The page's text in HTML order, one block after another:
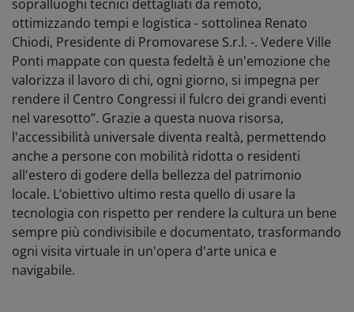
sopralluoghi tecnici dettagliati da remoto,
ottimizzando tempi e logistica - sottolinea Renato
Chiodi, Presidente di Promovarese S.r.l. -. Vedere Ville
Ponti mappate con questa fedeltà è un'emozione che
valorizza il lavoro di chi, ogni giorno, si impegna per
rendere il Centro Congressi il fulcro dei grandi eventi
nel varesotto”. Grazie a questa nuova risorsa,
l'accessibilità universale diventa realtà, permettendo
anche a persone con mobilità ridotta o residenti
all'estero di godere della bellezza del patrimonio
locale. L’obiettivo ultimo resta quello di usare la
tecnologia con rispetto per rendere la cultura un bene
sempre più condivisibile e documentato, trasformando
ogni visita virtuale in un'opera d'arte unica e
navigabile.